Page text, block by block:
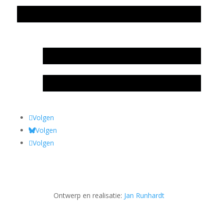
Volgen
Volgen
Volgen
Ontwerp en realisatie: Jan Runhardt